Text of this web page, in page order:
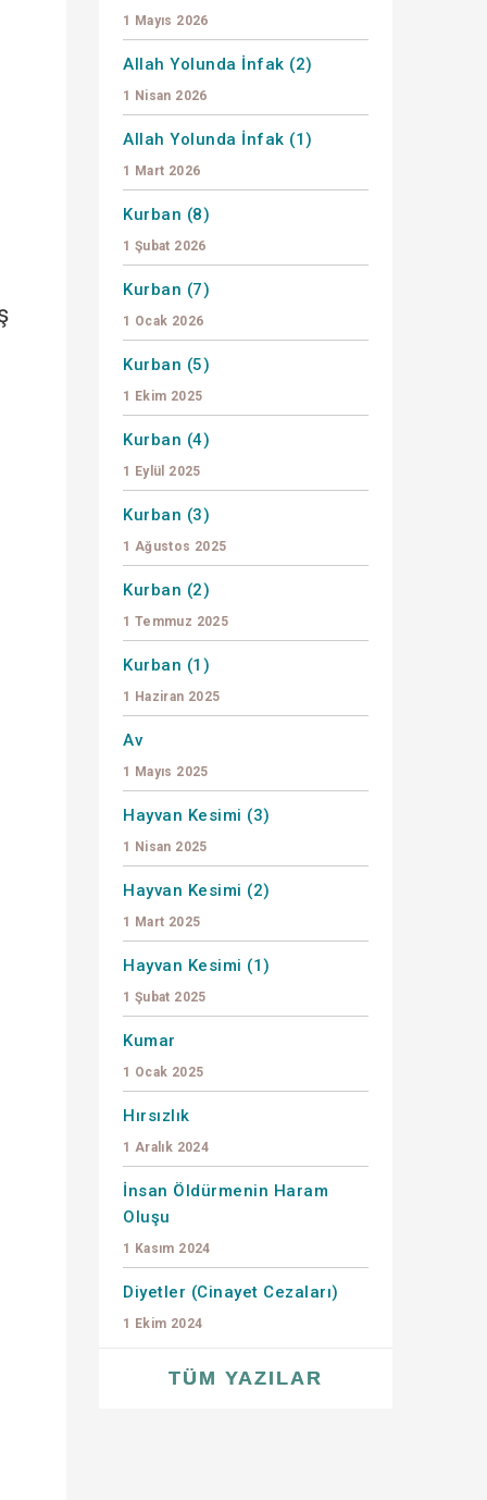
1 Mayıs 2026
Allah Yolunda İnfak (2)
1 Nisan 2026
Allah Yolunda İnfak (1)
1 Mart 2026
Kurban (8)
1 Şubat 2026
Kurban (7)
1 Ocak 2026
Kurban (5)
1 Ekim 2025
Kurban (4)
1 Eylül 2025
Kurban (3)
1 Ağustos 2025
Kurban (2)
1 Temmuz 2025
Kurban (1)
1 Haziran 2025
Av
1 Mayıs 2025
Hayvan Kesimi (3)
1 Nisan 2025
Hayvan Kesimi (2)
1 Mart 2025
Hayvan Kesimi (1)
1 Şubat 2025
Kumar
1 Ocak 2025
Hırsızlık
1 Aralık 2024
İnsan Öldürmenin Haram
Oluşu
1 Kasım 2024
Diyetler (Cinayet Cezaları)
1 Ekim 2024
TÜM YAZILAR